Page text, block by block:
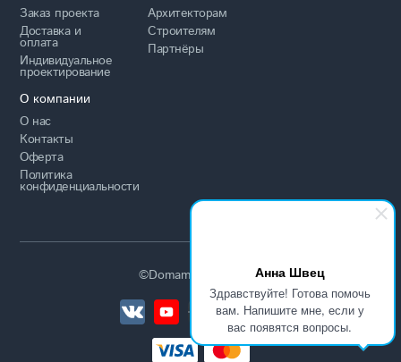
Анна Швец
Здравствуйте! Готова помочь
вам. Напишите мне, если у
вас появятся вопросы.
Заказ проекта
Доставка и
оплата
Индивидуальное
проектирование
Архитекторам
Строителям
Партнёры
О компании
О нас
Контакты
Оферта
Политика
конфиденциальности
©Domamo 2015-2026